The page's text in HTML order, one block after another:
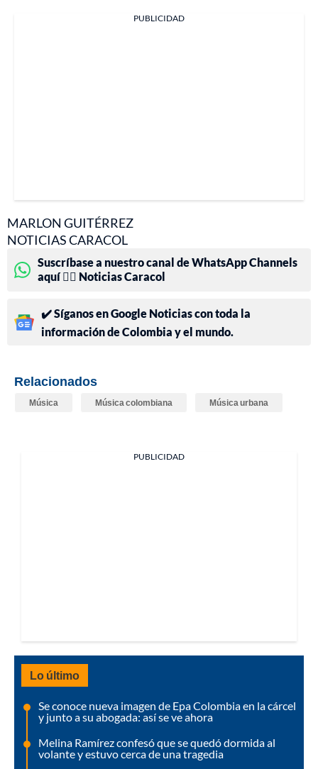
PUBLICIDAD
MARLON GUITÉRREZ
NOTICIAS CARACOL
Suscríbase a nuestro canal de WhatsApp Channels
aquí 👉🏻 Noticias Caracol
✔️ Síganos en Google Noticias con toda la
información de Colombia y el mundo.
Relacionados
Música Música colombiana Música urbana
PUBLICIDAD
Lo último
Se conoce nueva imagen de Epa Colombia en la cárcel
y junto a su abogada: así se ve ahora
Melina Ramírez confesó que se quedó dormida al
volante y estuvo cerca de una tragedia